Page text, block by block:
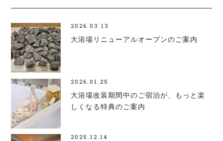
2026.03.13
大浴場リニューアルオープンのご案内
2026.01.25
大浴場改装期間中のご宿泊が、もっと楽
しくなる特典のご案内
2025.12.14